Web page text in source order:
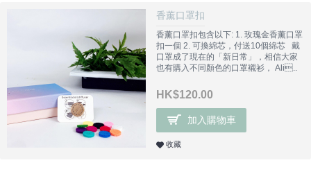
香薰口罩扣
香薰口罩扣包含以下: 1. 玫瑰金香薰口罩
扣一個 2. 可換綿芯，付送10個綿芯 戴
口罩成了現在的「新日常」，相信大家
也有購入不同顏色的口罩襯衫， Ali..
HK$120.00
加入購物車
收藏